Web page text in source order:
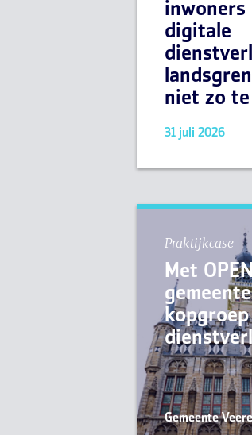
inwoners
digitale
niet zo
31 juli 2026
Praktijkcase
Met
Gemeente Veere